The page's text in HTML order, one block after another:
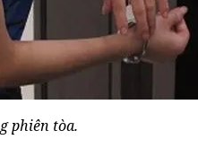
phiên tòa.